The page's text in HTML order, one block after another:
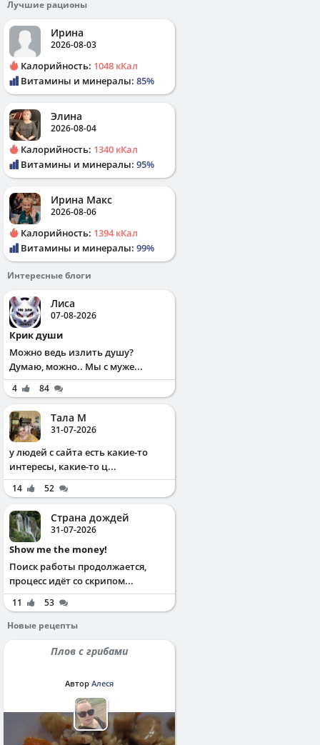
Лучшие рационы
Ирина
2026-08-03
Калорийность: 1048 кКал
Витамины и минералы: 85%
Элина
2026-08-04
Калорийность: 1340 кКал
Витамины и минералы: 95%
Ирина Макс
2026-08-06
Калорийность: 1394 кКал
Витамины и минералы: 99%
Интересные блоги
Лиса
07-08-2026
Крик души
Можно ведь излить душу?
Думаю, можно.. Мы с муже...
4 84
Тала М
31-07-2026
у людей с сайта есть какие-то
интересы, какие-то ц...
14 52
Страна дождей
31-07-2026
Show me the money!
Поиск работы продолжается,
процесс идёт со скрипом...
11
53
Новые рецепты
Плов с грибами
Автор Алеся